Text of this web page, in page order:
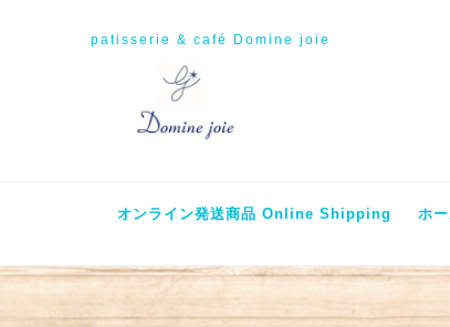
patisserie & café Domine joie
オンライン発送商品 Online Shipping
ホ